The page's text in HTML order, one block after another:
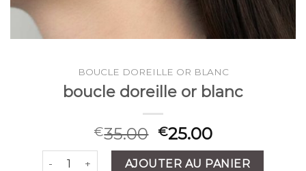
BOUCLE DOREILLE OR BLANC
boucle doreille or blanc
€35.00 €25.00
quantité de boucle doreille or blanc
AJOUTER AU PANIER